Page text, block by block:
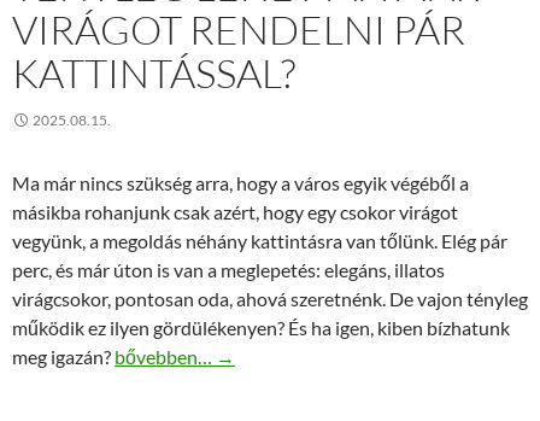
VIRÁGOT RENDELNI PÁR
KATTINTÁSSAL?
2025.08.15.
Ma már nincs szükség arra, hogy a város egyik végéből a
másikba rohanjunk csak azért, hogy egy csokor virágot
vegyünk, a megoldás néhány kattintásra van tőlünk. Elég pár
perc, és már úton is van a meglepetés: elegáns, illatos
virágcsokor, pontosan oda, ahová szeretnénk. De vajon tényleg
működik ez ilyen gördülékenyen? És ha igen, kiben bízhatunk
meg igazán? Tényleg lehet ma már virágot rendelni pár
bővebben… →